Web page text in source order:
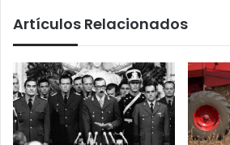
Artículos Relacionados